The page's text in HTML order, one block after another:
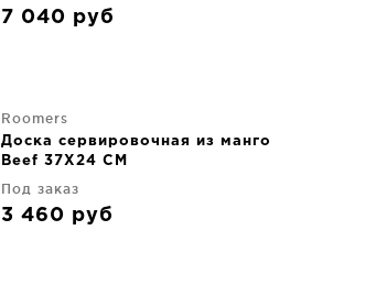
7 040 руб
Roomers
Доска сервировочная из манго
Beef 37X24 CM
Под заказ
3 460 руб